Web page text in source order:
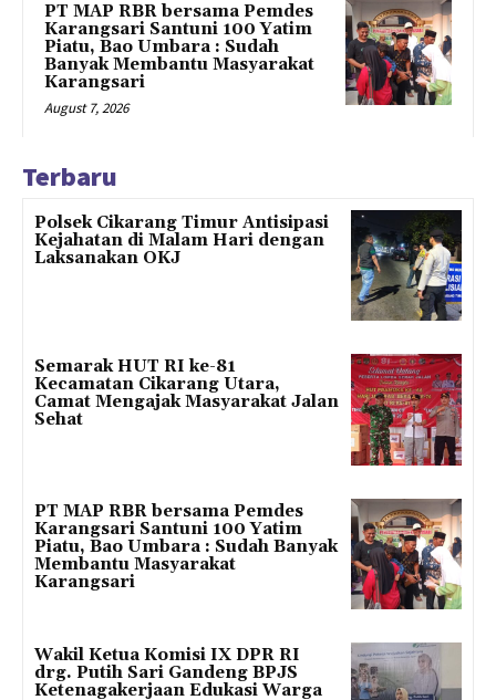
PT MAP RBR bersama Pemdes
Karangsari Santuni 100 Yatim
Piatu, Bao Umbara : Sudah
Banyak Membantu Masyarakat
Karangsari
August 7, 2026
Terbaru
Polsek Cikarang Timur Antisipasi
Kejahatan di Malam Hari dengan
Laksanakan OKJ
Semarak HUT RI ke-81
Kecamatan Cikarang Utara,
Camat Mengajak Masyarakat Jalan
Sehat
PT MAP RBR bersama Pemdes
Karangsari Santuni 100 Yatim
Piatu, Bao Umbara : Sudah Banyak
Membantu Masyarakat
Karangsari
Wakil Ketua Komisi IX DPR RI
drg. Putih Sari Gandeng BPJS
Ketenagakerjaan Edukasi Warga